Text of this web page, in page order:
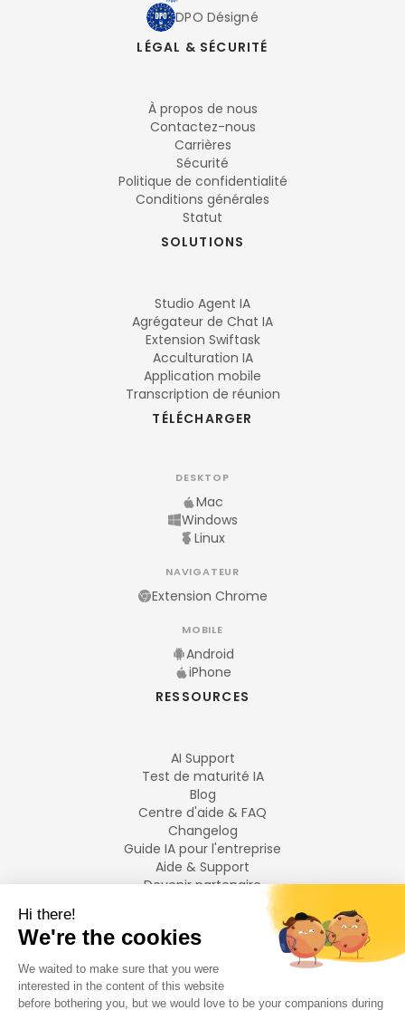
DPO Désigné
LÉGAL & SÉCURITÉ
À propos de nous
Contactez-nous
Carrières
Sécurité
Politique de confidentialité
Conditions générales
Statut
SOLUTIONS
Studio Agent IA
Agrégateur de Chat IA
Extension Swiftask
Acculturation IA
Application mobile
Transcription de réunion
TÉLÉCHARGER
DESKTOP
Mac
Windows
Linux
NAVIGATEUR
Extension Chrome
MOBILE
Android
iPhone
RESSOURCES
AI Support
Test de maturité IA
Blog
Centre d'aide & FAQ
Changelog
Guide IA pour l'entreprise
Aide & Support
Devenir partenaire
LANGUES
Français